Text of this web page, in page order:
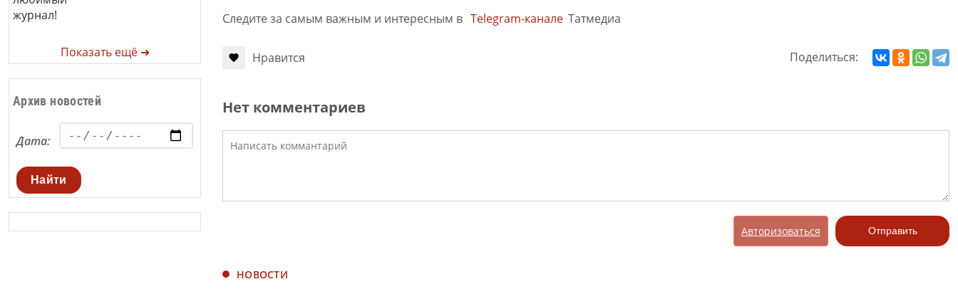
Показать ещё ➜
Архив новостей
Дата:
Найти
Следите за самым важным и интересным в Telegram-канале Татмедиа
Нравится Поделиться:
Нет комментариев
Авторизоваться Отправить
НОВОСТИ